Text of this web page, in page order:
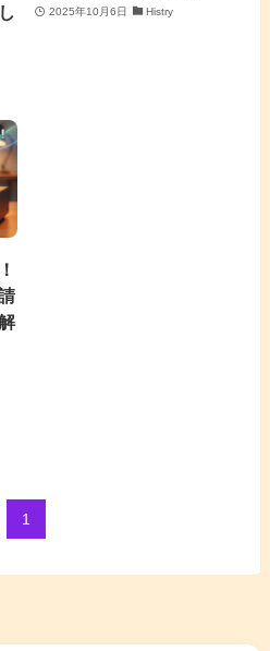
2025年10月6日 Histry
1